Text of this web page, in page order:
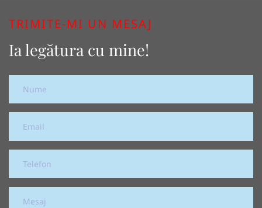
TRIMITE-MI UN MESAJ
Ia legătura cu mine!